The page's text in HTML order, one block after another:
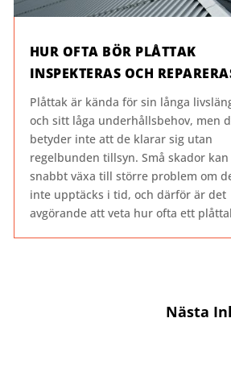
HUR OFTA BÖR PLÅTTAK
INSPEKTERAS OCH
Plåttak är kända för sin långa
och sitt låga underhållsbehov, men
betyder inte att de klarar sig utan
regelbunden tillsyn. Små skador kan
snabbt växa till större problem om
inte upptäcks i tid, och därför är det
avgörande att veta hur ofta ett
Nästa